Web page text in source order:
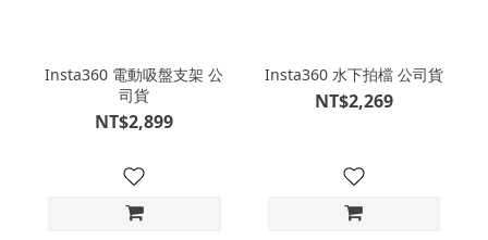
Insta360 電動吸盤支架 公
司貨
NT$2,899
Insta360 水下拍檔 公司貨
NT$2,269